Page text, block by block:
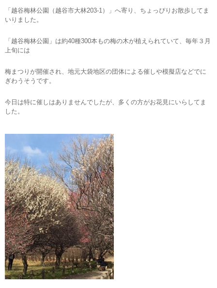
「越谷梅林公園（越谷市大林203-1）」へ寄り、ちょっぴりお散歩してま
いりました。
「越谷梅林公園」は約40種300本もの梅の木が植えられていて、毎年３月
上旬には
梅まつりが開催され、地元大袋地区の団体による催しや模擬店などでに
ぎわうそうです。
今日は特に催しはありませんでしたが、多くの方がお花見にいらしてま
した。